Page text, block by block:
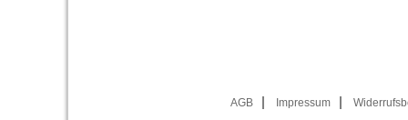
AGB Impressum